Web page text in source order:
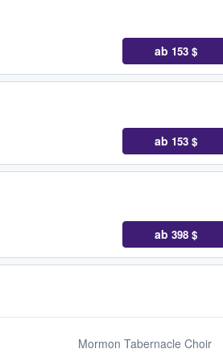
ab 153 $
ab 153 $
ab 398 $
Mormon Tabernacle Choir